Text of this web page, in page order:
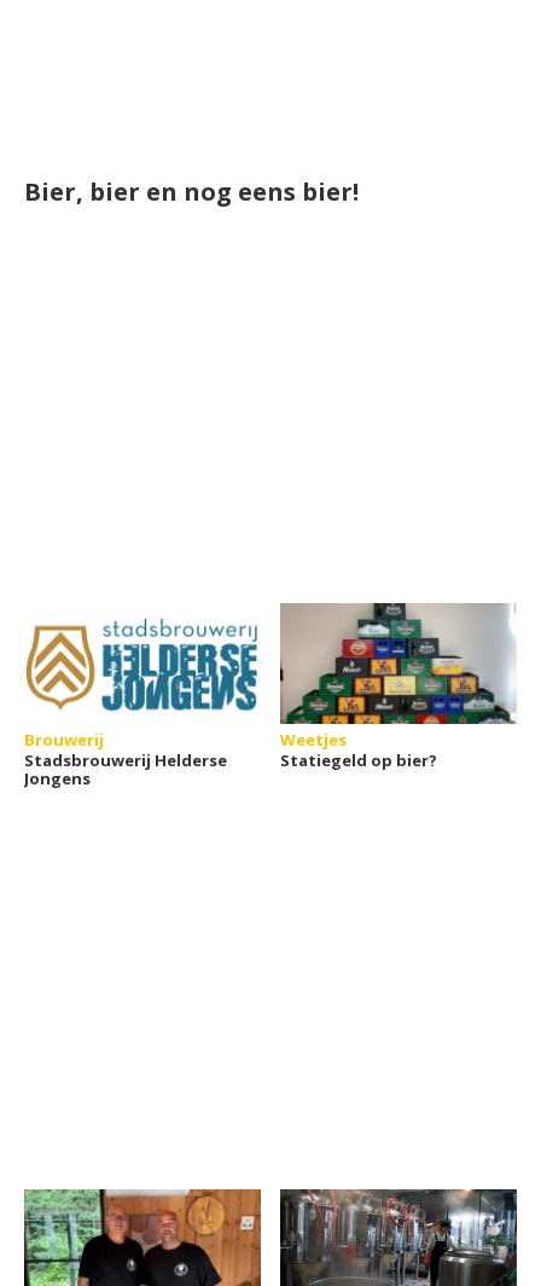
Bier, bier en nog eens bier!
Brouwerij
Stadsbrouwerij Helderse
Jongens
Weetjes
Statiegeld op bier?